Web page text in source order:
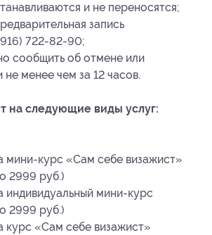
и не переносятся;
запись
722-82-90;
сообщить об отмене или
не менее чем за 12 часов.
на следующие виды услуг:
мини-курс «Сам себе визажист»
2999 руб.)
индивидуальный мини-курс
2999 руб.)
курс «Сам себе визажист»